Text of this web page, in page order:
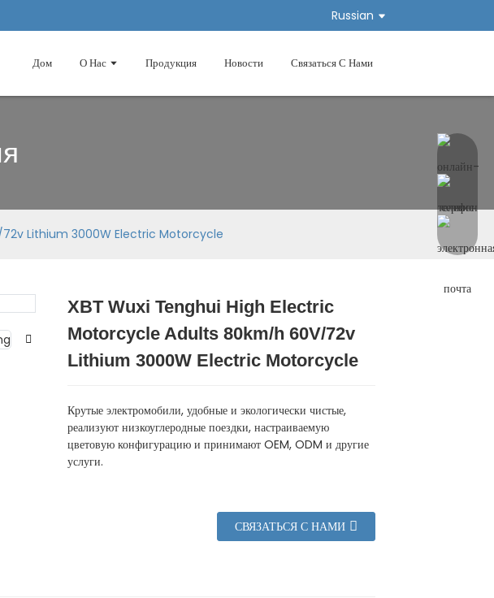
Russian
Дом О Нас Продукция Новости Связаться С Нами
Lithium 3000W Electric Motorcycle
Loading...
Loading...
XBT Wuxi Tenghui High Electric
Motorcycle Adults 80km/h 60V/72v
Lithium 3000W Electric Motorcycle
Крутые электромобили, удобные и экологически чистые,
реализуют низкоуглеродные поездки, настраиваемую
цветовую конфигурацию и принимают OEM, ODM и другие
услуги.
СВЯЗАТЬСЯ С НАМИ